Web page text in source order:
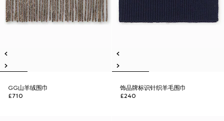
GG山羊绒围巾
£710
饰品牌标识针织羊毛围巾
£240